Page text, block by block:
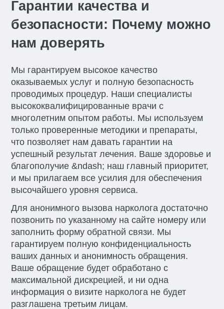
Гарантии качества и
безопасности: Почему можно
нам доверять
Мы гарантируем высокое качество
оказываемых услуг и полную безопасность
проводимых процедур. Наши специалисты
высококвалифицированные врачи с
многолетним опытом работы. Мы используем
только проверенные методики и препараты,
что позволяет нам давать гарантии на
успешный результат лечения. Ваше здоровье и
благополучие &ndash; наш главный приоритет,
и мы прилагаем все усилия для обеспечения
высочайшего уровня сервиса.
Для анонимного вызова нарколога достаточно
позвонить по указанному на сайте номеру или
заполнить форму обратной связи. Мы
гарантируем полную конфиденциальность
ваших данных и анонимность обращения.
Ваше обращение будет обработано с
максимальной дискрецией, и ни одна
информация о визите нарколога не будет
разглашена третьим лицам.